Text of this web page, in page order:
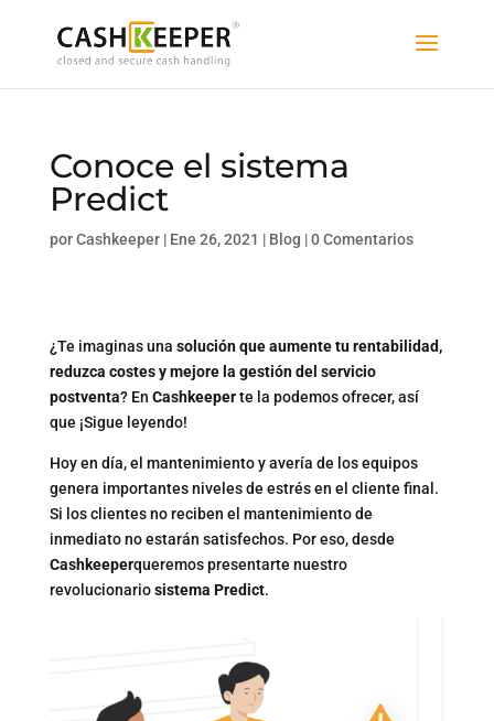
Conoce el sistema
Predict
porCashkeeper| Ene 26, 2021 | Blog |0 Comentarios
¿Te imaginas una solución que aumente tu rentabilidad,
reduzca costes y mejore la gestión del servicio
postventa? En Cashkeeperte la podemos ofrecer, así
que ¡Sigue leyendo!
Hoy en día, el mantenimiento y avería de los equipos
genera importantes niveles de estrés en el cliente final.
Si los clientes no reciben el mantenimiento de
inmediato no estarán satisfechos. Por eso, desde
Cashkeeperqueremos presentarte nuestro
revolucionariosistema Predict.